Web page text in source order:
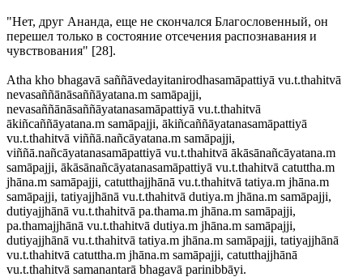
"Нет, друг Ананда, еще не скончался Благословенный, он
перешел только в состояние отсечения распознавания и
чувствования" [28].
Atha kho bhagavā saññāvedayitanirodhasamāpattiyā vu.t.thahitvā
nevasaññānāsaññāyatana.m samāpajji,
nevasaññānāsaññāyatanasamāpattiyā vu.t.thahitvā
ākiñcaññāyatana.m samāpajji, ākiñcaññāyatanasamāpattiyā
vu.t.thahitvā viññā.nañcāyatana.m samāpajji,
viññā.nañcāyatanasamāpattiyā vu.t.thahitvā ākāsānañcāyatana.m
samāpajji, ākāsānañcāyatanasamāpattiyā vu.t.thahitvā catuttha.m
jhāna.m samāpajji, catutthajjhānā vu.t.thahitvā tatiya.m jhāna.m
samāpajji, tatiyajjhānā vu.t.thahitvā dutiya.m jhāna.m samāpajji,
dutiyajjhānā vu.t.thahitvā pa.thama.m jhāna.m samāpajji,
pa.thamajjhānā vu.t.thahitvā dutiya.m jhāna.m samāpajji,
dutiyajjhānā vu.t.thahitvā tatiya.m jhāna.m samāpajji, tatiyajjhānā
vu.t.thahitvā catuttha.m jhāna.m samāpajji, catutthajjhānā
vu.t.thahitvā samanantarā bhagavā parinibbāyi.